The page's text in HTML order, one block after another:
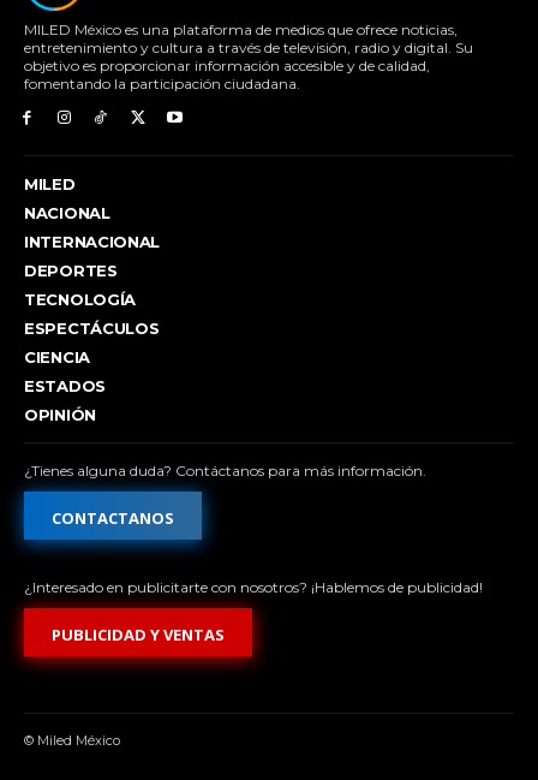
MILED México es una plataforma de medios que ofrece noticias,
entretenimiento y cultura a través de televisión, radio y digital. Su
objetivo es proporcionar información accesible y de calidad,
fomentando la participación ciudadana.
MILED
NACIONAL
INTERNACIONAL
DEPORTES
TECNOLOGÍA
ESPECTÁCULOS
CIENCIA
ESTADOS
OPINIÓN
¿Tienes alguna duda? Contáctanos para más información.
CONTACTANOS
¿Interesado en publicitarte con nosotros? ¡Hablemos de publicidad!
PUBLICIDAD Y VENTAS
© Miled México